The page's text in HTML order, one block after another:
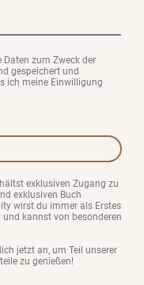
Daten zum Zweck der
gespeichert und
ich meine Einwilligung
exklusiven Zugang zu
exklusiven Buch
wirst du immer als Erstes
kannst von besonderen
jetzt an, um Teil unserer
zu genießen!